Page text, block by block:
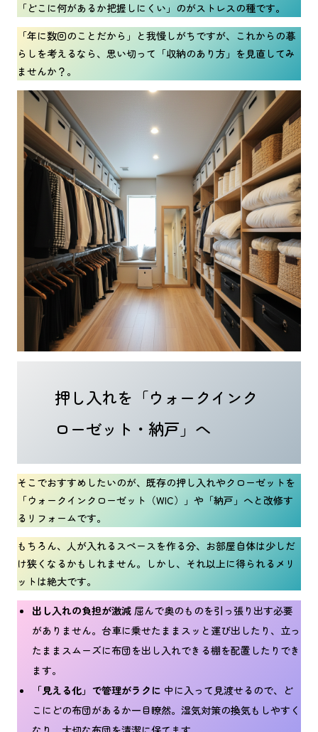
「どこに何があるか把握しにくい」のがストレスの種です。
「年に数回のことだから」と我慢しがちですが、これからの暮
らしを考えるなら、思い切って「収納のあり方」を見直してみ
ませんか？。
押し入れを「ウォークインク
ローゼット・納戸」へ
そこでおすすめしたいのが、既存の押し入れやクローゼットを
「ウォークインクローゼット（WIC）」や「納戸」へと改修す
るリフォームです。
もちろん、人が入れるスペースを作る分、お部屋自体は少しだ
け狭くなるかもしれません。しかし、それ以上に得られるメリ
ットは絶大です。
出し入れの負担が激減 屈んで奥のものを引っ張り出す必要
がありません。台車に乗せたままスッと運び出したり、立っ
たままスムーズに布団を出し入れできる棚を配置したりでき
ます。
「見える化」で管理がラクに 中に入って見渡せるので、ど
こにどの布団があるか一目瞭然。湿気対策の換気もしやすく